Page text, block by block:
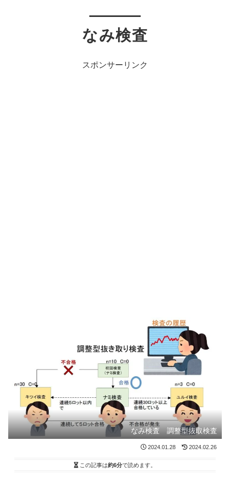
なみ検査
スポンサーリンク
なみ検査 調整型抜取検査
2024.01.28 2024.02.26
この記事は約6分で読めます。